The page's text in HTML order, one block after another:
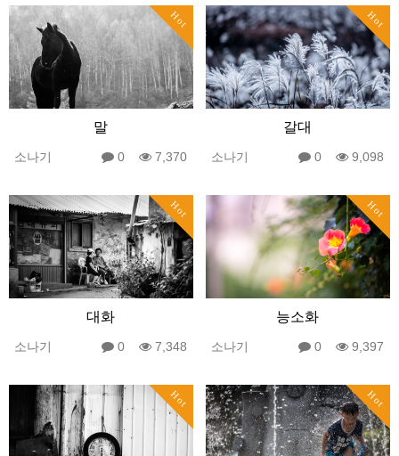
Hot
말
소나기 0 7,370
Hot
갈대
소나기 0 9,098
Hot
대화
소나기 0 7,348
Hot
능소화
소나기 0 9,397
Hot Hot